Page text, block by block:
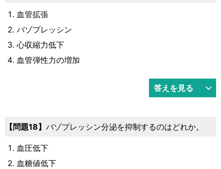
血管拡張
バゾプレッシン
心収縮力低下
血管弾性力の増加
答えを見る
18 バゾプレッシン分泌を抑制するのはどれか。
血圧低下
血糖値低下